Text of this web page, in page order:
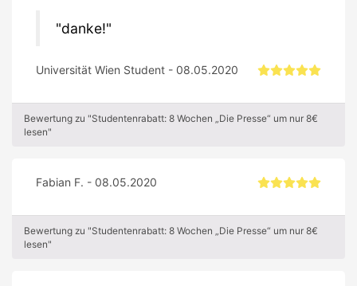
danke!
Universität Wien Student - 08.05.2020
Bewertung zu "Studentenrabatt: 8 Wochen „Die Presse“ um nur 8€
lesen"
Fabian F. - 08.05.2020
Bewertung zu "Studentenrabatt: 8 Wochen „Die Presse“ um nur 8€
lesen"